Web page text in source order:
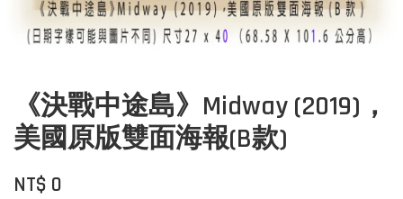
《決戰中途島》Midway (2019)，
美國原版雙面海報(B款)
NT$ 0